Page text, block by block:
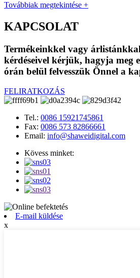
Továbbiak megtekintése +
KAPCSOLAT
Termékeinkkel vagy
kérdéseivel kérjük, hagyja meg
órán belül felvesszük Önnel a
FELIRATKOZÁS
Tel.: 0086 15921745861
Fax: 0086 573 82866661
Email: info@shaweidigital.com
Kövess minket:
E-mail küldése
x